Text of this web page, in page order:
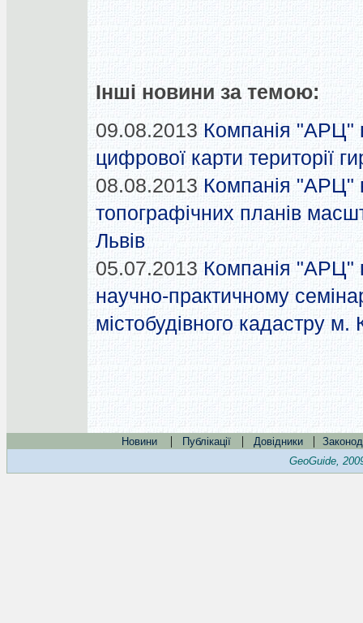
Інші новини за темою:
09.08.2013 Компанія "АРЦ"
цифрової карти території
08.08.2013 Компанія "АРЦ"
топографічних планів
Львів
05.07.2013 Компанія "АРЦ"
научно-практичному
містобудівного кадастру м.
Новини | Публікації | Довідники |
GeoGuide,